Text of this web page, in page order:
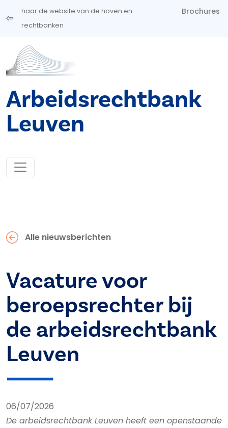
Overslaan en naar de inhoud gaan
naar de website van de hoven en
rechtbanken
Brochures
Arbeidsrechtbank
Leuven
Alle nieuwsberichten
Vacature voor
beroepsrechter bij
de arbeidsrechtbank
Leuven
06/07/2026
De arbeidsrechtbank Leuven heeft een openstaande